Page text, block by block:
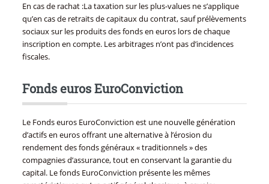
En cas de rachat :La taxation sur les plus-values ne s’applique
qu’en cas de retraits de capitaux du contrat, sauf prélèvements
sociaux sur les produits des fonds en euros lors de chaque
inscription en compte. Les arbitrages n’ont pas d’incidences
fiscales.
Fonds euros EuroConviction
Le Fonds euros EuroConviction est une nouvelle génération
d’actifs en euros offrant une alternative à l’érosion du
rendement des fonds généraux « traditionnels » des
compagnies d’assurance, tout en conservant la garantie du
capital. Le fonds EuroConviction présente les mêmes